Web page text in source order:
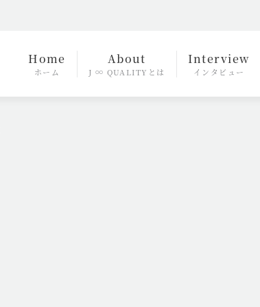
Home
ホーム
About
J ∞ QUALITYとは
Interview
インタビュー